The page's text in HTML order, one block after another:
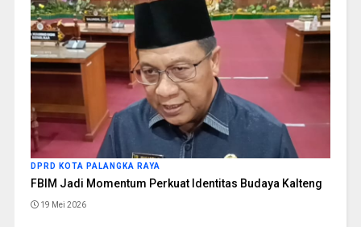
DPRD KOTA PALANGKA RAYA
FBIM Jadi Momentum Perkuat Identitas Budaya Kalteng
19 Mei 2026